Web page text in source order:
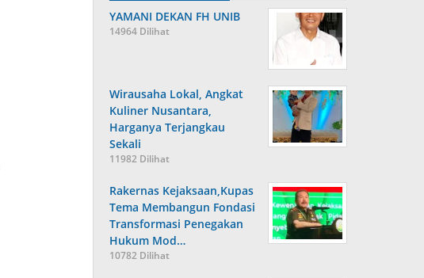
YAMANI DEKAN FH UNIB
14964 Dilihat
Wirausaha Lokal, Angkat
Kuliner Nusantara,
Harganya Terjangkau
Sekali
11982 Dilihat
Rakernas Kejaksaan,Kupas
Tema Membangun Fondasi
Transformasi Penegakan
Hukum Mod…
10782 Dilihat